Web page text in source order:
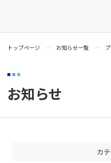
トップページ お知らせ一覧
お知らせ
カ